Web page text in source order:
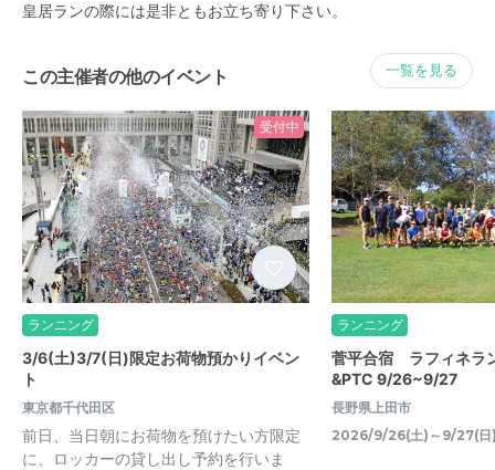
皇居ランの際には是非ともお立ち寄り下さい。
この主催者の他のイベント 一覧を見る
受付中
ランニング
3/6(土)3/7(日)限定お荷物預かりイベン
ト
東京都千代田区
前日、当日朝にお荷物を預けたい方限定
に、ロッカーの貸し出し予約を行いま
ランニング
菅平合宿 ラフィネラ
&PTC 9/26~9/27
長野県上田市
2026/9/26(土)～9/27(日